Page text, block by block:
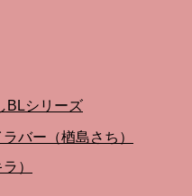
BLシリーズ
バー（楢島さち）
）